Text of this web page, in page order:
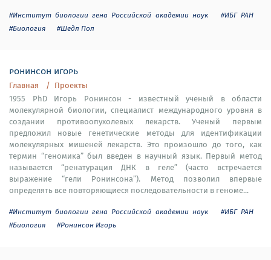
#Институт биологии гена Российской академии наук
#ИБГ РАН
#Биология
#Шедл Пол
ронинсон игорь
Главная
Проекты
1955 PhD Игорь Ронинсон - известный ученый в области
молекулярной биологии, специалист международного уровня в
создании противоопухолевых лекарств. Ученый первым
предложил новые генетические методы для идентификации
молекулярных мишеней лекарств. Это произошло до того, как
термин “геномика” был введен в научный язык. Первый метод
называется “ренатурация ДНК в геле” (часто встречается
выражение “гели Ронинсона”). Метод позволил впервые
определять все повторяющиеся последовательности в геноме...
#Институт биологии гена Российской академии наук
#ИБГ РАН
#Биология
#Ронинсон Игорь